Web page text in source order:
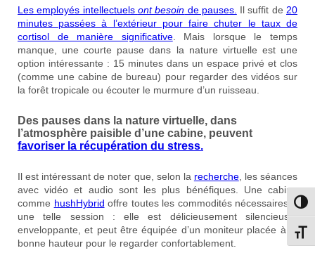
Les employés intellectuels ont besoin de pauses. Il suffit de20
minutes passées à l’extérieur pour faire chuter le taux de
cortisol de manière significative. Mais lorsque le temps
manque, une courte pause dans la nature virtuelle est une
option intéressante : 15 minutes dans un espace privé et clos
(comme une cabine de bureau) pour regarder des vidéos sur
la forêt tropicale ou écouter le murmure d’un ruisseau.
Des pauses dans la nature virtuelle, dans
l’atmosphère paisible d’une cabine, peuvent
favoriser la récupération du stress.
Il est intéressant de noter que, selon la recherche, les séances
avec vidéo et audio sont les plus bénéfiques. Une cabine
comme hushHybrid offre toutes les commodités nécessaires à
une telle session : elle est délicieusement silencieuse,
enveloppante, et peut être équipée d’un moniteur placée à la
bonne hauteur pour le regarder confortablement.